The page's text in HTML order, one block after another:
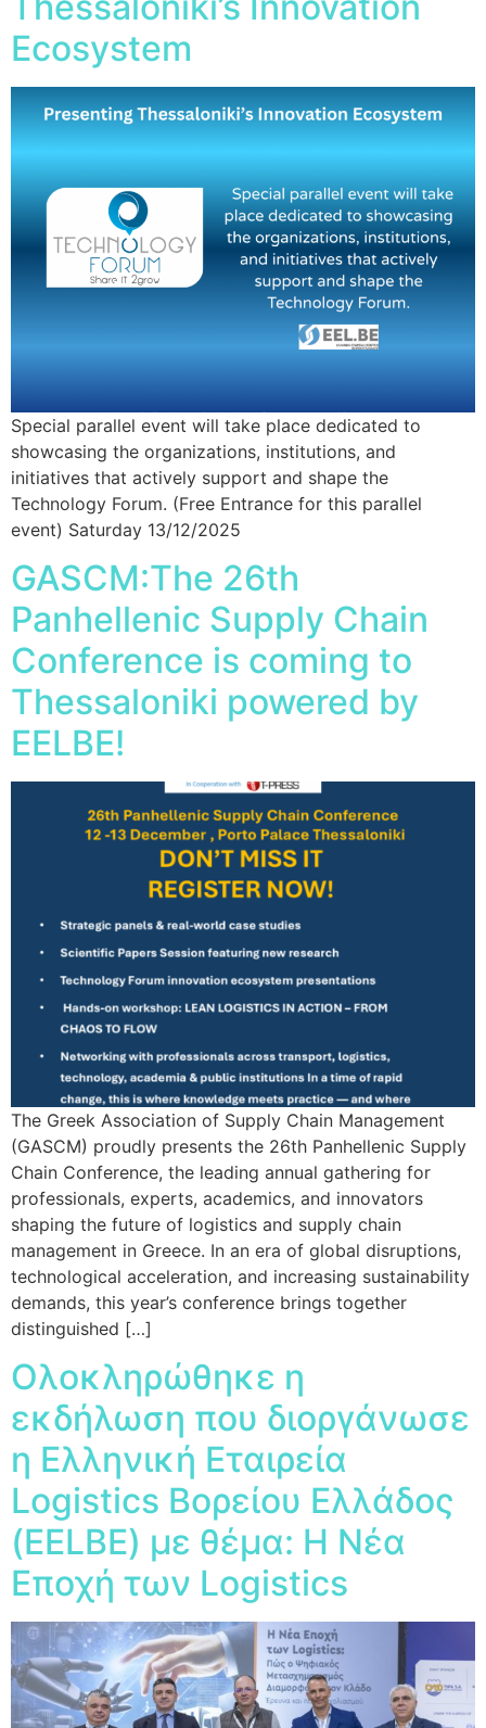
Ecosystem
Special parallel event will take place dedicated to
showcasing the organizations, institutions, and
initiatives that actively support and shape the
Technology Forum. (Free Entrance for this parallel
event) Saturday 13/12/2025
GASCM:The 26th
Panhellenic Supply Chain
Conference is coming to
Thessaloniki powered by
EELBE!
The Greek Association of Supply Chain Management
(GASCM) proudly presents the 26th Panhellenic Supply
Chain Conference, the leading annual gathering for
professionals, experts, academics, and innovators
shaping the future of logistics and supply chain
management in Greece. In an era of global disruptions,
technological acceleration, and increasing sustainability
demands, this year’s conference brings together
distinguished […]
Ολοκληρώθηκε η
εκδήλωση που διοργάνωσε
η Ελληνική Εταιρεία
Logistics Βορείου Ελλάδος
(EELBE) με θέμα: Η Νέα
Εποχή των Logistics